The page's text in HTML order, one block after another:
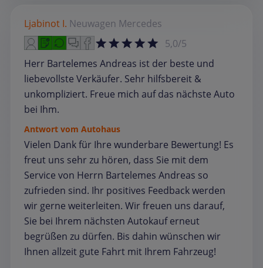
Ljabinot I. Neuwagen Mercedes
5,0/5
Herr Bartelemes Andreas ist der beste und
liebevollste Verkäufer. Sehr hilfsbereit &
unkompliziert. Freue mich auf das nächste Auto
bei Ihm.
Antwort vom Autohaus
Vielen Dank für Ihre wunderbare Bewertung! Es
freut uns sehr zu hören, dass Sie mit dem
Service von Herrn Bartelemes Andreas so
zufrieden sind. Ihr positives Feedback werden
wir gerne weiterleiten. Wir freuen uns darauf,
Sie bei Ihrem nächsten Autokauf erneut
begrüßen zu dürfen. Bis dahin wünschen wir
Ihnen allzeit gute Fahrt mit Ihrem Fahrzeug!